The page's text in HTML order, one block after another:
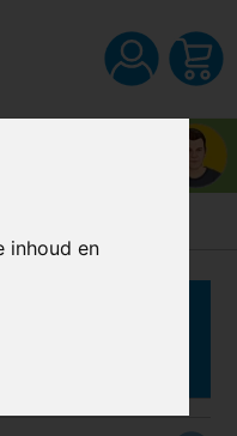
inhoud en